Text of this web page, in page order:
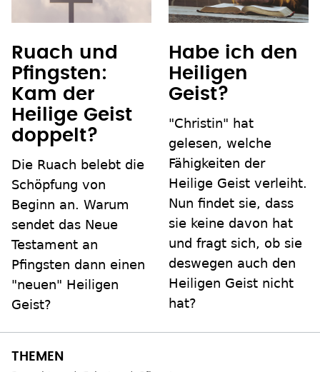
Ruach und
Pfingsten:
Kam der
Heilige Geist
doppelt?
Die Ruach belebt die
Schöpfung von
Beginn an. Warum
sendet das Neue
Testament an
Pfingsten dann einen
"neuen" Heiligen
Geist?
Habe ich den
Heiligen
Geist?
"Christin" hat
gelesen, welche
Fähigkeiten der
Heilige Geist verleiht.
Nun findet sie, dass
sie keine davon hat
und fragt sich, ob sie
deswegen auch den
Heiligen Geist nicht
hat?